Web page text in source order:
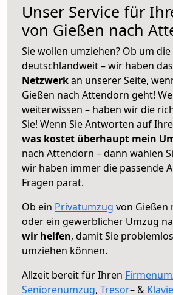
Unser Service für
von Gießen nach
Sie wollen umziehen? Ob um
deutschlandweit – wir haben das
Netzwerkan unserer Seite,
Gießen nach Attendorn geht!
weiterwissen – haben wir die
Sie! Wenn Sie Antworten auf
was kostet überhaupt mein
nach Attendorn – dann wählen
wir haben immer die passende
Fragen parat.
Ob ein Privatumzug von Gießen
oder ein gewerblicher Umzug
wir helfen, damit Sie
umziehen können.
Allzeit bereit für Ihren
Seniorenumzug, Tresor– &